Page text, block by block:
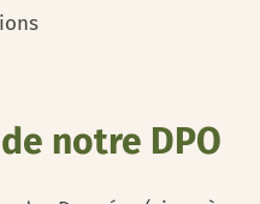
notre DPO